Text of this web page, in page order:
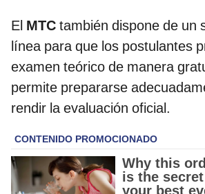
El MTC también dispone de un
línea para que los postulantes
examen teórico de manera
permite prepararse
rendir la evaluación oficial.